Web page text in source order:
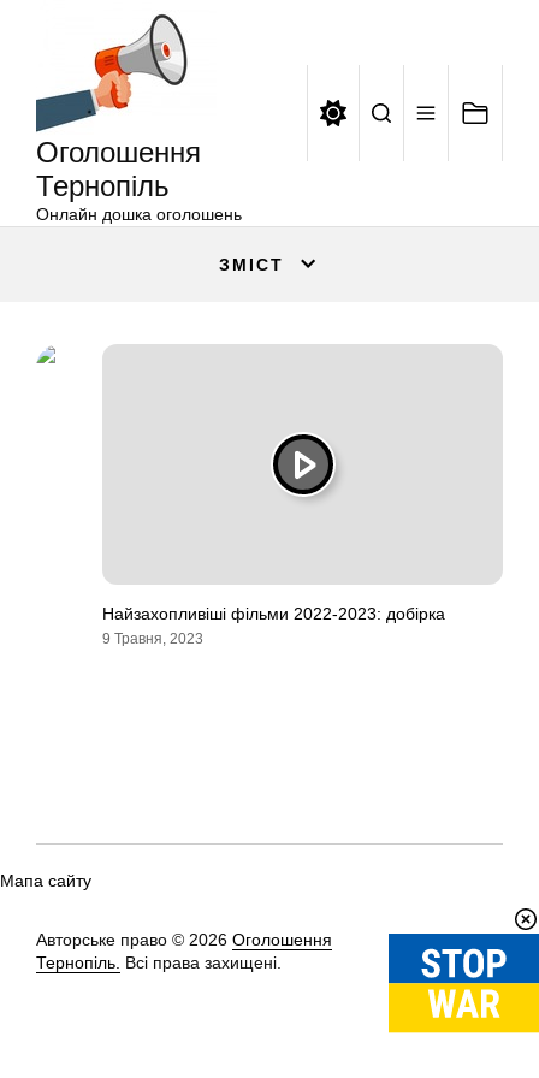
Оголошення
Тернопіль
Онлайн дошка оголошень
ЗМІСТ
Найзахопливіші фільми 2022-2023: добірка
9 Травня, 2023
Мапа сайту
Авторське право © 2026 Оголошення
Тернопіль. Всі права захищені.
Вгору↑